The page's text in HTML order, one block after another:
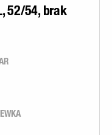
52/54, brak